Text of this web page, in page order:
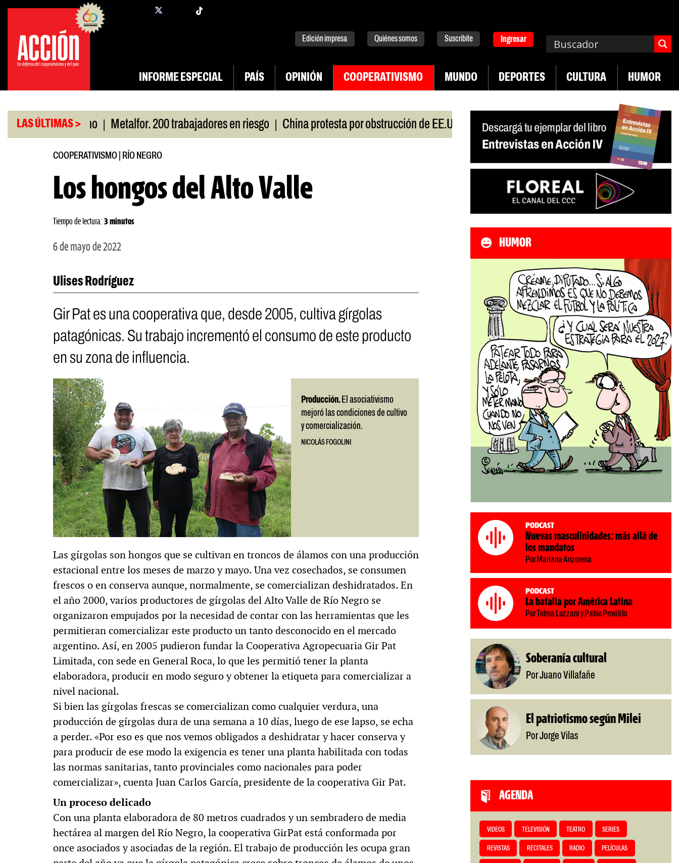
Saltar
contenido
facebook
Edición impresa Quiénes somos Suscribite Ingresar
INFORME ESPECIAL PAÍS OPINIÓN COOPERATIVISMO MUNDO DEPORTES CULTURA HUMOR
LAS ÚLTIMAS >
San Cayetano | Metalfor. 200 trabajadores en riesgo | China protesta por obstrucción de EE.UU en Neuquén | Miguel Díaz-Canel: «Es un genocidio»
COOPERATIVISMO| RÍO NEGRO
Los hongos del Alto Valle
Tiempo de lectura: 3 minutos
6 de mayo de 2022
Ulises Rodríguez
Gir Pat es una cooperativa que, desde 2005, cultiva gírgolas
patagónicas. Su trabajo incrementó el consumo de este producto
en su zona de influencia.
Producción. El asociativismo
mejoró las condiciones de cultivo
y comercialización.
NICOLÁS FOGOLINI
Las gírgolas son hongos que se cultivan en troncos de álamos con una producción
estacional entre los meses de marzo y mayo. Una vez cosechados, se consumen
frescos o en conserva aunque, normalmente, se comercializan deshidratados. En
el año 2000, varios productores de gírgolas del Alto Valle de Río Negro se
organizaron empujados por la necesidad de contar con las herramientas que les
permitieran comercializar este producto un tanto desconocido en el mercado
argentino. Así, en 2005 pudieron fundar la Cooperativa Agropecuaria Gir Pat
Limitada, con sede en General Roca, lo que les permitió tener la planta
elaboradora, producir en modo seguro y obtener la etiqueta para comercializar a
nivel nacional.
Si bien las gírgolas frescas se comercializan como cualquier verdura, una
producción de gírgolas dura de una semana a 10 días, luego de ese lapso, se echa
a perder. «Por eso es que nos vemos obligados a deshidratar y hacer conserva y
para producir de ese modo la exigencia es tener una planta habilitada con todas
las normas sanitarias, tanto provinciales como nacionales para poder
comercializar», cuenta Juan Carlos García, presidente de la cooperativa Gir Pat.
Un proceso delicado
Con una planta elaboradora de 80 metros cuadrados y un sembradero de media
hectárea al margen del Río Negro, la cooperativa GirPat está conformada por
once asociados y asociadas de la región. El trabajo de producción les ocupa gran
HUMOR
Podcast
Nuevas masculinidades: más allá de
los mandatos
Por Mariana Anzorena
Podcast
La batalla por América Latina
Por Telma Luzzani y Pablo Provitilo
Soberanía cultural
Por Juano Villafañe
El patriotismo según Milei
Por Jorge Vilas
AGENDA
VIDEOS TELEVISIÓN TEATRO SERIES
REVISTAS RECITALES RADIO PELÍCULAS